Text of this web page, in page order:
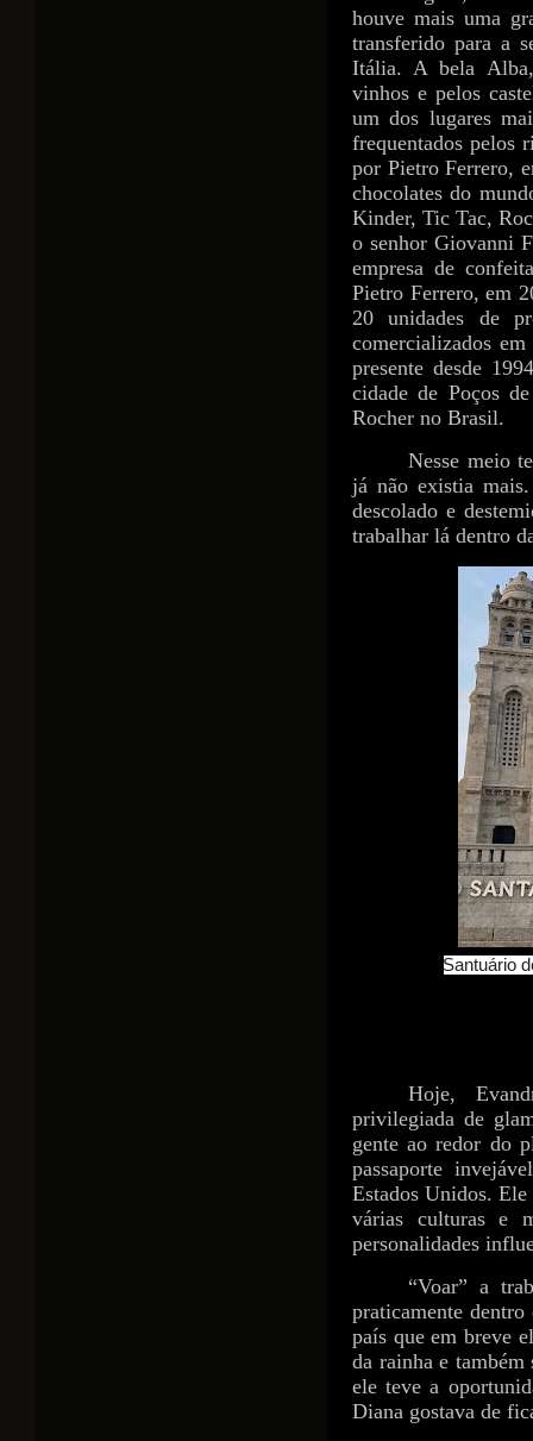
houve mais uma
transferido para a
Itália. A bela Alba,
vinhos e pelos
um dos lugares
frequentados pelos
por Pietro Ferrero,
chocolates do
Kinder, Tic Tac,
o senhor Giovanni
empresa de
Pietro Ferrero, em
20 unidades de
comercializados
presente desde
cidade de Poços
Rocher no Brasil.
Nesse meio
já não existia mais.
descolado e
trabalhar lá dentro
Santuário
Hoje,
privilegiada de
gente ao redor do
passaporte
Estados Unidos.
várias culturas e
personalidades
“Voar” a
praticamente
país que em breve
da rainha e
ele teve a
Diana gostava de